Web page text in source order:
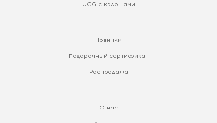
UGG с калошами
Новинки
Подарочный сертификат
Распродажа
О нас